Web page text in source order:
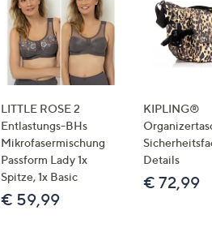
LITTLE ROSE 2
Entlastungs-BHs
Mikrofasermischung
Passform Lady 1x
Spitze, 1x Basic
€ 59,99
KIPLING®
Details
€ 72,99